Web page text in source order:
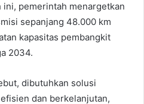
pemerintah menargetkan
sepanjang 48.000 km
kapasitas pembangkit
2034.
dibutuhkan solusi
dan berkelanjutan,